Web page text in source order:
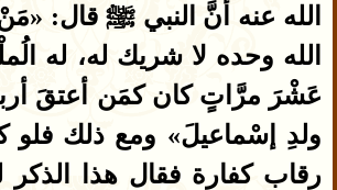
الله عنه أنَّ النبي ﷺ قال: «مَنْ
الله وحده لا شريك له، له
عَشْرَ مرَّاتٍ كان كمَن أعتقَ
ولدِ إسْماعيلَ» ومع ذلك فلو
رقاب كفارة فقال هذا